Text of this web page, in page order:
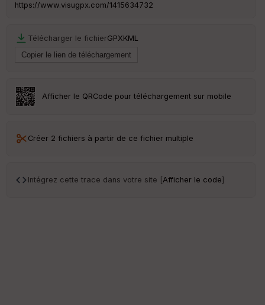
https://www.visugpx.com/1415634732
Télécharger le fichierGPXKML
Afficher le QRCode pour téléchargement sur mobile
Créer 2 fichiers à partir de ce fichier multiple
Intégrez cette trace dans votre site [Afficher le code]